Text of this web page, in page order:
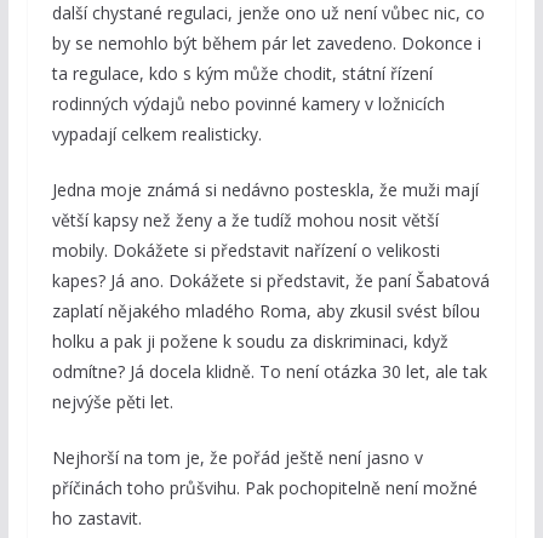
další chystané regulaci, jenže ono už není vůbec nic, co
by se nemohlo být během pár let zavedeno. Dokonce i
ta regulace, kdo s kým může chodit, státní řízení
rodinných výdajů nebo povinné kamery v ložnicích
vypadají celkem realisticky.
Jedna moje známá si nedávno posteskla, že muži mají
větší kapsy než ženy a že tudíž mohou nosit větší
mobily. Dokážete si představit nařízení o velikosti
kapes? Já ano. Dokážete si představit, že paní Šabatová
zaplatí nějakého mladého Roma, aby zkusil svést bílou
holku a pak ji požene k soudu za diskriminaci, když
odmítne? Já docela klidně. To není otázka 30 let, ale tak
nejvýše pěti let.
Nejhorší na tom je, že pořád ještě není jasno v
příčinách toho průšvihu. Pak pochopitelně není možné
ho zastavit.